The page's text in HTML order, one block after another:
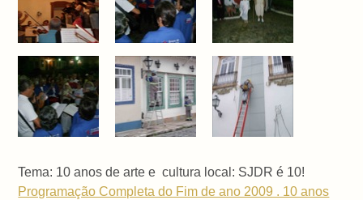
Tema: 10 anos de arte e cultura local: SJDR é 10!
Programação Completa do Fim de ano 2009 . 10 anos